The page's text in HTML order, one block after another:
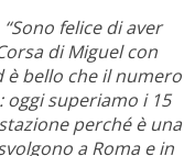
“Sono felice di aver
di Miguel con
è bello che il numero
superiamo i 15
perché è una
a Roma e in